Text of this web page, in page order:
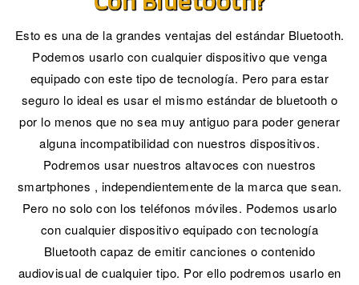
Esto es una de la grandes ventajas del estándar Bluetooth.
Podemos usarlo con cualquier dispositivo que venga
equipado con este tipo de tecnología. Pero para estar
seguro lo ideal es usar el mismo estándar de bluetooth o
por lo menos que no sea muy antiguo para poder generar
alguna incompatibilidad con nuestros dispositivos.
Podremos usar nuestros altavoces con nuestros
smartphones , independientemente de la marca que sean.
Pero no solo con los teléfonos móviles. Podemos usarlo
con cualquier dispositivo equipado con tecnología
Bluetooth capaz de emitir canciones o contenido
audiovisual de cualquier tipo. Por ello podremos usarlo en